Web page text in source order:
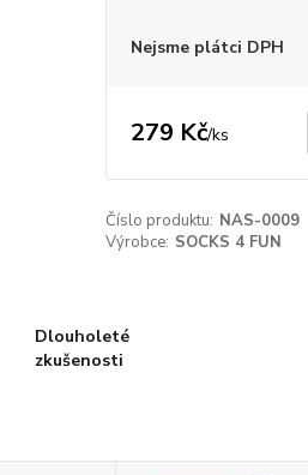
Nejsme plátci DPH
279 Kč/ks
Číslo produktu: NAS-0009
Výrobce: SOCKS 4 FUN
Dlouholeté
zkušenosti